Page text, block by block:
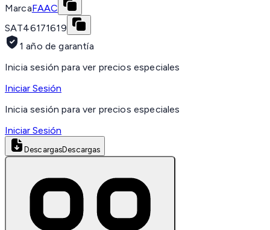
MarcaFAAC
SAT46171619
1 año de garantía
Inicia sesión para ver precios especiales
Iniciar Sesión
Inicia sesión para ver precios especiales
Iniciar Sesión
DescargasDescargas